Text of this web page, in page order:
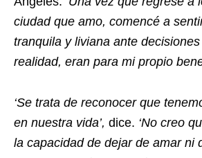
ciudad que amo, comencé a
tranquila y liviana ante
realidad, eran para mi propio
‘Se trata de reconocer que
en nuestra vida’, dice. ‘No creo
la capacidad de dejar de amar ni